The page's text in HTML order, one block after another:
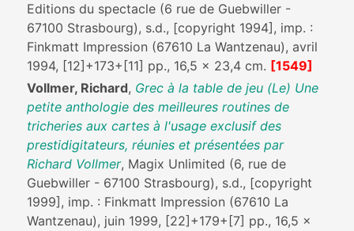
Editions du spectacle (6 rue de Guebwiller -
67100 Strasbourg), s.d., [copyright 1994], imp. :
Finkmatt Impression (67610 La Wantzenau), avril
1994, [12]+173+[11] pp., 16,5 x 23,4 cm. [1549]
Vollmer, Richard, Grec à la table de jeu (Le) Une
petite anthologie des meilleures routines de
tricheries aux cartes à l'usage exclusif des
prestidigitateurs, réunies et présentées par
Richard Vollmer, Magix Unlimited (6, rue de
Guebwiller - 67100 Strasbourg), s.d., [copyright
1999], imp. : Finkmatt Impression (67610 La
Wantzenau), juin 1999, [22]+179+[7] pp., 16,5 x